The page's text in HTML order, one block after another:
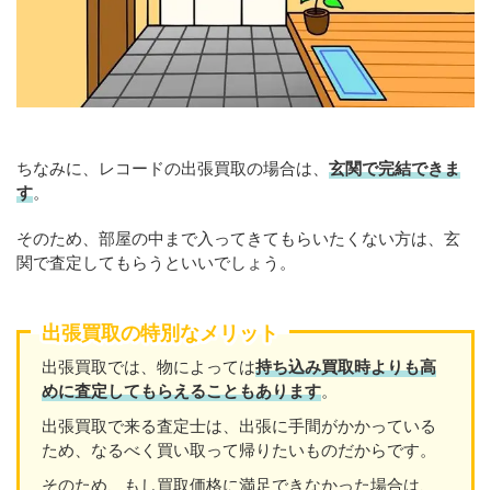
ちなみに、レコードの出張買取の場合は、 玄関で完結できま
す。
そのため、部屋の中まで入ってきてもらいたくない方は、玄
関で査定してもらうといいでしょう。
出張買取の特別なメリット
出張買取では、物によっては持ち込み買取時よりも高
めに査定してもらえることもあります。
出張買取で来る査定士は、出張に手間がかかっている
ため、なるべく買い取って帰りたいものだからです。
そのため、もし買取価格に満足できなかった場合は、